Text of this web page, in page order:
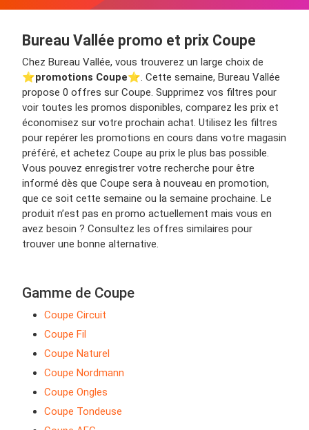
Bureau Vallée promo et prix Coupe
Chez Bureau Vallée, vous trouverez un large choix de
⭐️promotions Coupe⭐️. Cette semaine, Bureau Vallée
propose 0 offres sur Coupe. Supprimez vos filtres pour
voir toutes les promos disponibles, comparez les prix et
économisez sur votre prochain achat. Utilisez les filtres
pour repérer les promotions en cours dans votre magasin
préféré, et achetez Coupe au prix le plus bas possible.
Vous pouvez enregistrer votre recherche pour être
informé dès que Coupe sera à nouveau en promotion,
que ce soit cette semaine ou la semaine prochaine. Le
produit n’est pas en promo actuellement mais vous en
avez besoin ? Consultez les offres similaires pour
trouver une bonne alternative.
Gamme de Coupe
Coupe Circuit
Coupe Fil
Coupe Naturel
Coupe Nordmann
Coupe Ongles
Coupe Tondeuse